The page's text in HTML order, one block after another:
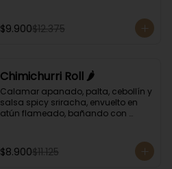
$9.900$12.375
Chimichurri Roll 🌶️
Calamar apanado, palta, cebollín y
salsa spicy sriracha, envuelto en
atún flameado, bañando con
$8.900$11.125